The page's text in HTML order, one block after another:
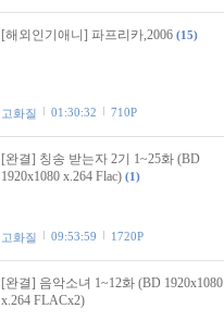
[해외인기애니] 파프리카,2006 (15)
고화질 01:30:32 710P
[완결] 칭송 받는자 2기 1~25화 (BD
1920x1080 x.264 Flac) (1)
고화질 09:53:59 1720P
[완결] 음악소녀 1~12화 (BD 1920x1080
x.264 FLACx2)